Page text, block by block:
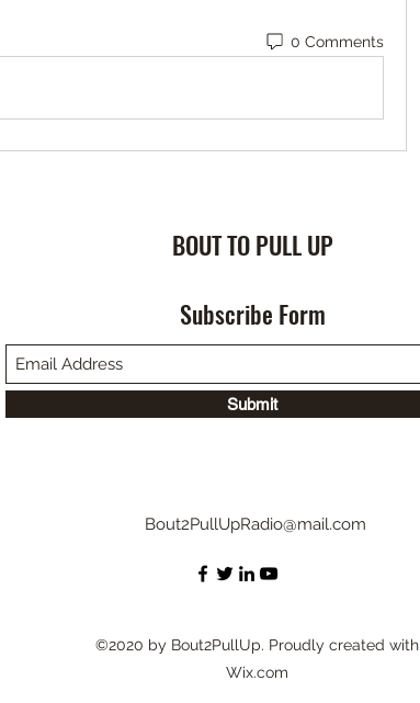
0 Comments
BOUT TO PULL UP
Subscribe Form
Submit
Bout2PullUpRadio@mail.com
©2020 by Bout2PullUp. Proudly created with
Wix.com